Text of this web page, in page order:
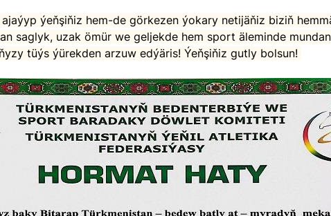
saglyk, uzak ömür we geljekde hem sport äleminde
tüýs ýürekden arzuw edýäris! Ýeňşiňiz gutly bolsun!